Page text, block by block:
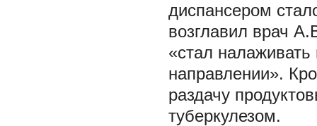
диспансером
возглавил врач
«стал
направлении».
раздачу
туберкулезом.